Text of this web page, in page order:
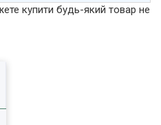
купити будь-який товар не